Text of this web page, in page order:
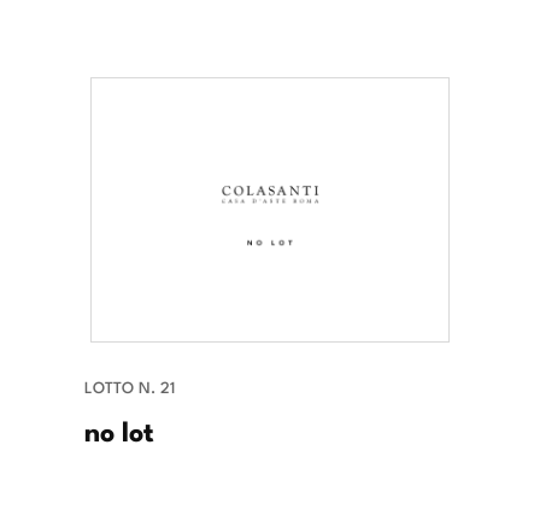
LOTTO N. 21
no lot